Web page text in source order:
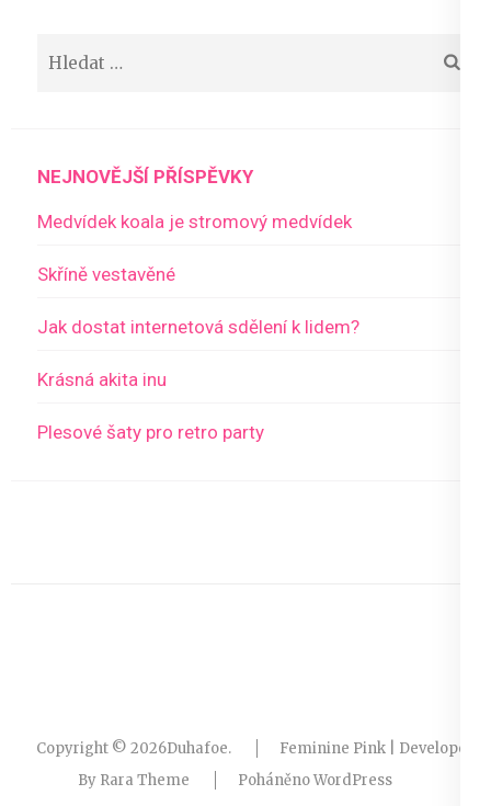
NEJNOVĚJŠÍ PŘÍSPĚVKY
Medvídek koala je stromový medvídek
Skříně vestavěné
Jak dostat internetová sdělení k lidem?
Krásná akita inu
Plesové šaty pro retro party
Copyright © 2026Duhafoe.
Feminine Pink | Developed
By Rara Theme PoháněnoWordPress